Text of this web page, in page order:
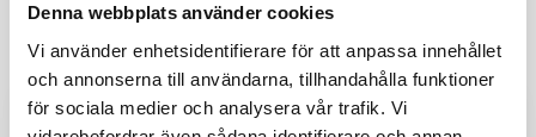
Denna webbplats använder cookies
Vi använder enhetsidentifierare för att anpassa innehållet
och annonserna till användarna, tillhandahålla funktioner
för sociala medier och analysera vår trafik. Vi
Andra kunder tittade även på